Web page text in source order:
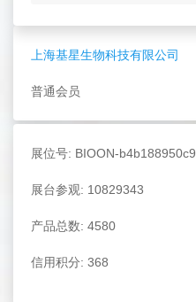
上海基星生物科技有限公司
普通会员
展位号: BIOON-b4b188950c9
展台参观: 10829343
产品总数: 4580
信用积分: 368